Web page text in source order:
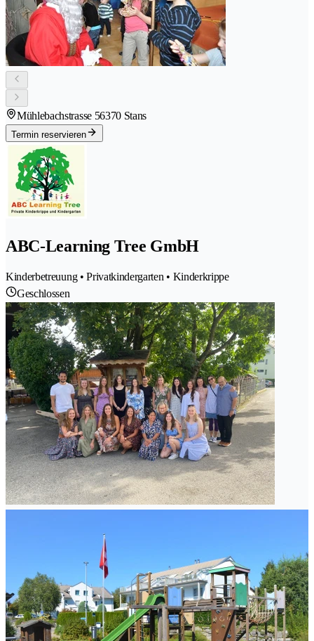
Mühlebachstrasse 56370 Stans
Termin reservieren
ABC-Learning Tree GmbH
Kinderbetreuung • Privatkindergarten • Kinderkrippe
Geschlossen